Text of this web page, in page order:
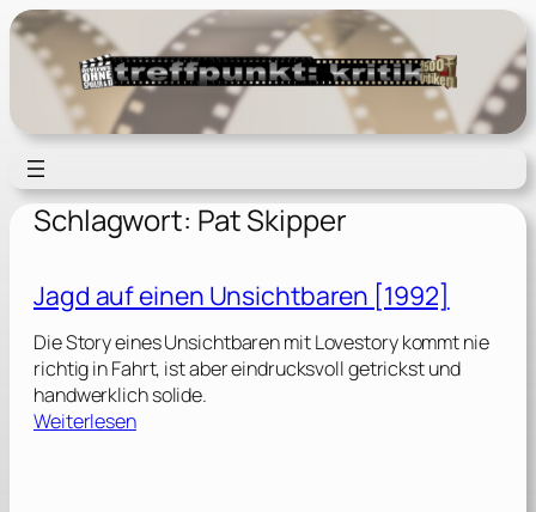
Zum
Inhalt
springen
Schlagwort: Pat Skipper
Jagd auf einen Unsichtbaren [1992]
Die Story eines Unsichtbaren mit Lovestory kommt nie
richtig in Fahrt, ist aber eindrucksvoll getrickst und
handwerklich solide.
Weiterlesen: